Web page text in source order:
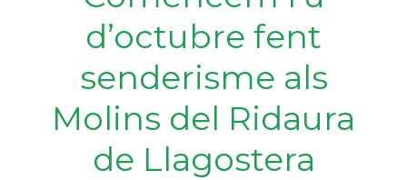
d’octubre fent
senderisme als
Molins del Ridaura
de Llagostera